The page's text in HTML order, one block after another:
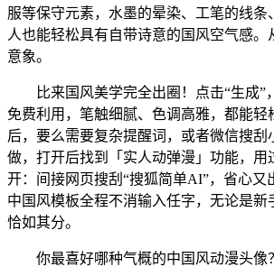
服等保守元素，水墨的晕染、工笔的线条
人也能轻松具有自带诗意的国风空气感。
意象。
比来国风美学完全出圈！点击“生成”
免费利用，笔触细腻、色调高雅，都能轻
后，要么需要复杂提醒词，或者微信搜刮
做，打开后找到「实人动弹漫」功能，用
开：间接网页搜刮“搜狐简单AI”，省心又
中国风模板全程不消输入任字，无论是新
恰如其分。
你最喜好哪种气概的中国风动漫头像